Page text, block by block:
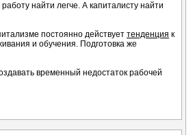
работу найти легче. А капиталисту найти
постоянно действует тенденция к
и обучения. Подготовка же
временный недостаток рабочей